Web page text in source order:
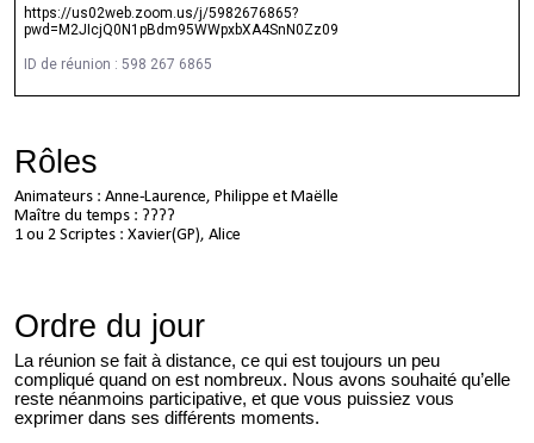
https://us02web.zoom.us/j/5982676865?
pwd=M2JIcjQ0N1pBdm95WWpxbXA4SnN0Zz09
ID de réunion : 598 267 6865
Rôles
Animateurs : Anne-Laurence, Philippe et Maëlle
Maître du temps : ????
1 ou 2 Scriptes : Xavier(GP), Alice
Ordre du jour
La réunion se fait à distance, ce qui est toujours un peu
compliqué quand on est nombreux. Nous avons souhaité qu’elle
reste néanmoins participative, et que vous puissiez vous
exprimer dans ses différents moments.